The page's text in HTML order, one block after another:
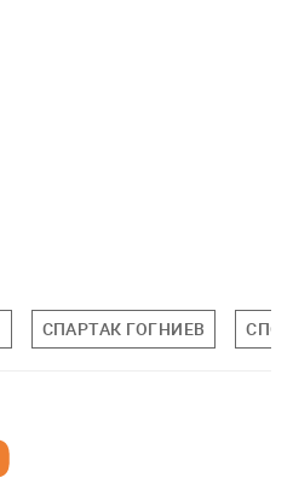
СПАРТАК ГОГНИЕВ